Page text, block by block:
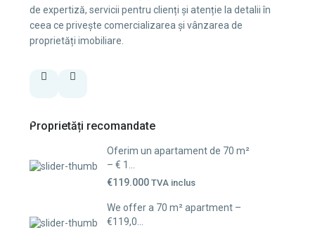
de expertiză, servicii pentru clienți și atenție la detalii în
ceea ce privește comercializarea și vânzarea de
proprietăți imobiliare.
Proprietăți recomandate
Oferim un apartament de 70 m²
– € 1...
€119.000 TVA inclus
We offer a 70 m² apartment –
€119,0...